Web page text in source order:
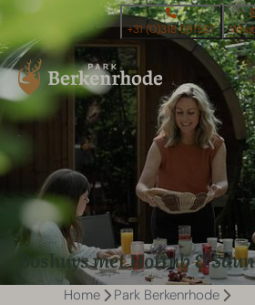
+31 (0)318 591587
Boshuys met Hottub &
Home
Park Berkenrhode